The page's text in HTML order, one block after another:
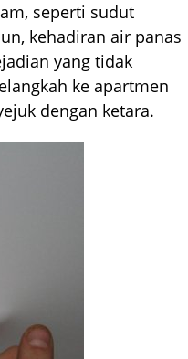
seperti sudut
kehadiran air panas
yang tidak
ke apartmen
dengan ketara.